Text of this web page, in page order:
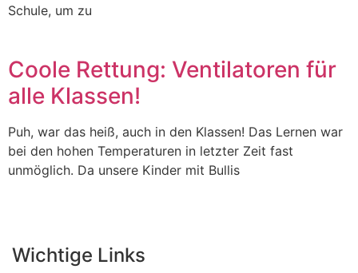
Schule, um zu
Coole Rettung: Ventilatoren für
alle Klassen!
Puh, war das heiß, auch in den Klassen! Das Lernen war
bei den hohen Temperaturen in letzter Zeit fast
unmöglich. Da unsere Kinder mit Bullis
Wichtige Links